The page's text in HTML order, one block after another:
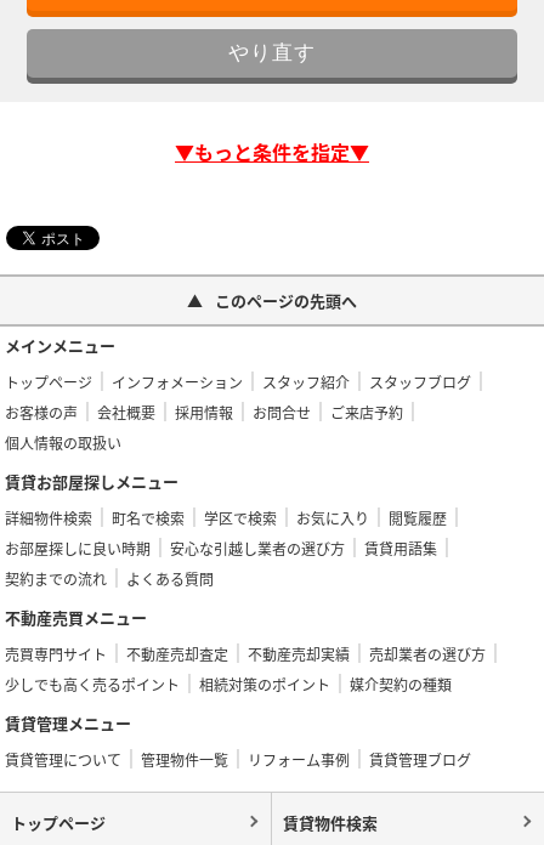
▼もっと条件を指定▼
このページの先頭へ
メインメニュー
トップページ インフォメーション スタッフ紹介
スタッフブログ
お客様の声
会社概要 採用情報 お問合せ
ご来店予約
個人情報の取扱い
賃貸お部屋探しメニュー
詳細物件検索 町名で検索 学区で検索 お気に入り
閲覧履歴
お部屋探しに良い時期
安心な引越し業者の選び方
賃貸用語集
契約までの流れ
よくある質問
不動産売買メニュー
売買専門サイト 不動産売却査定 不動産売却実績
売却業者の選び方
少しでも高く売るポイント
相続対策のポイント 媒介契約の種類
賃貸管理メニュー
賃貸管理について 管理物件一覧 リフォーム事例 賃貸管理ブログ
トップページ 賃貸物件検索